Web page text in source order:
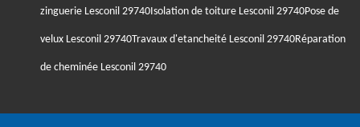
zinguerie Lesconil 29740Isolation de toiture Lesconil 29740Pose de
velux Lesconil 29740Travaux d'etancheité Lesconil 29740Réparation
de cheminée Lesconil 29740